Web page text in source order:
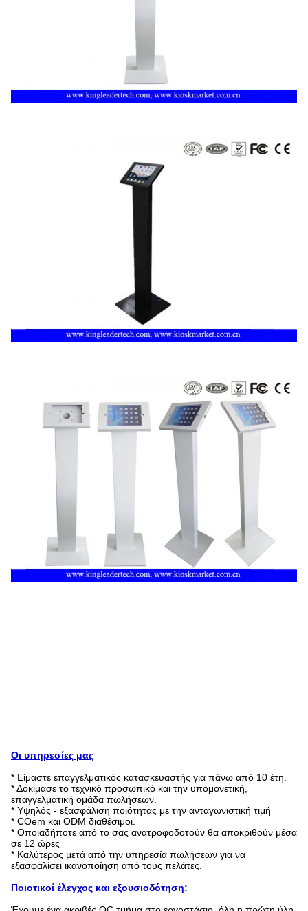
Οι υπηρεσίες μας
* Είμαστε επαγγελματικός κατασκευαστής για πάνω από 10 έτη.
* Δοκίμασε το τεχνικό προσωπικό και την υπομονετική,
επαγγελματική ομάδα πωλήσεων.
* Υψηλός - εξασφάλιση ποιότητας με την ανταγωνιστική τιμή
* COem και ODM διαθέσιμοι.
* Οποιαδήποτε από το σας ανατροφοδοτούν θα αποκριθούν μέσα
σε 12 ώρες
* Καλύτερος μετά από την υπηρεσία πωλήσεων για να
εξασφαλίσει ικανοποίηση από τους πελάτες.
Ποιοτικοί έλεγχος και εξουσιοδότηση: